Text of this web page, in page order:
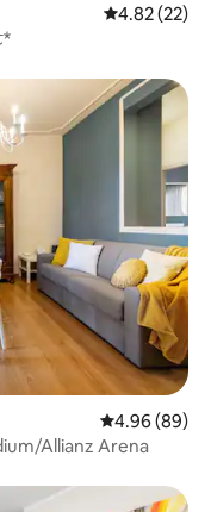
औसत रेटिंग 5 में
4.82 (22)
औसत रेटिंग 5 में
4.96 (89)
Allianz Arena